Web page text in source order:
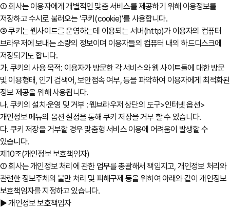
① 회사는 이용자에게 개별적인 맞춤 서비스를 제공하기 위해 이용정보를
저장하고 수시로 불러오는 ‘쿠키(cookie)’를 사용합니다.
② 쿠키는 웹사이트를 운영하는데 이용되는 서버(http)가 이용자의 컴퓨터
브라우저에 보내는 소량의 정보이며 이용자들의 컴퓨터 내의 하드디스크에
저장되기도 합니다.
가. 쿠키의 사용 목적: 이용자가 방문한 각 서비스와 웹 사이트들에 대한 방문
및 이용형태, 인기 검색어, 보안접속 여부, 등을 파악하여 이용자에게 최적화된
정보 제공을 위해 사용됩니다.
나. 쿠키의 설치∙운영 및 거부 : 웹브라우저 상단의 도구>인터넷 옵션>
개인정보 메뉴의 옵션 설정을 통해 쿠키 저장을 거부 할 수 있습니다.
다. 쿠키 저장을 거부할 경우 맞춤형 서비스 이용에 어려움이 발생할 수
있습니다.
제10조(개인정보 보호책임자)
① 회사는 개인정보 처리에 관한 업무를 총괄해서 책임지고, 개인정보 처리와
관련한 정보주체의 불만 처리 및 피해구제 등을 위하여 아래와 같이 개인정보
보호책임자를 지정하고 있습니다.
▶ 개인정보 보호책임자